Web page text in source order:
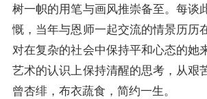
树一帜的用笔与画风推崇备至。每谈
慨，当年与恩师一起交流的情景历历
对在复杂的社会中保持平和心态的她
艺术的认识上保持清醒的思考，从艰
曾杏绯，布衣蔬食，简约一生。